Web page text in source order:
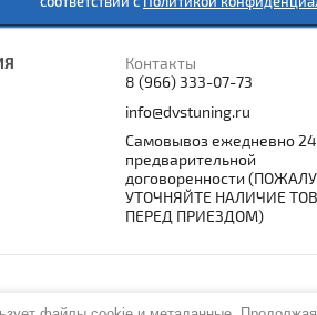
Контакты
8 (966) 333-07-73
info@dvstuning.ru
Самовывоз ежедневно
предварительной
договоренности
УТОЧНЯЙТЕ НАЛИЧИЕ
ПЕРЕД ПРИЕЗДОМ)